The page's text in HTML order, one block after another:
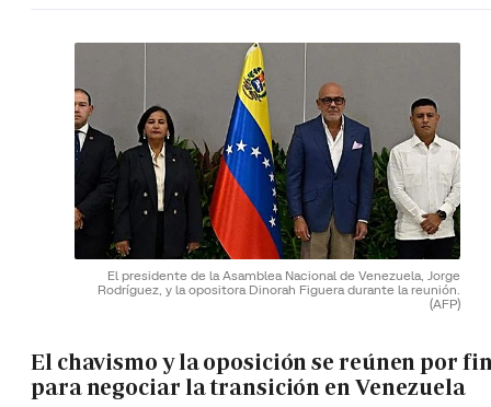
El presidente de la Asamblea Nacional de Venezuela, Jorge
Rodríguez, y la opositora Dinorah Figuera durante la reunión.
(AFP)
El chavismo y la oposición se reúnen por
para negociar la transición en Venezuela